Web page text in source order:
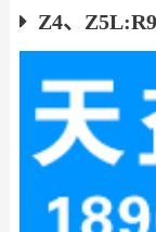
Z4、